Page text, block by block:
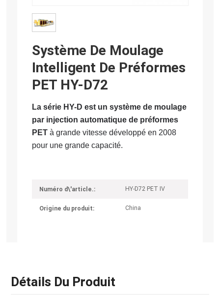
Système De Moulage
Intelligent De Préformes
PET HY-D72
La série HY-D est un système de moulage
par injection automatique de préformes
PETà grande vitesse développé en 2008
pour une grande capacité.
Numéro d\'article.: HY-D72 PET IV
Origine du produit: China
Détails Du Produit